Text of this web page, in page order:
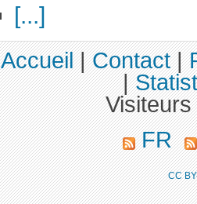
[...]
Accueil|Contact|
|
FR
CC